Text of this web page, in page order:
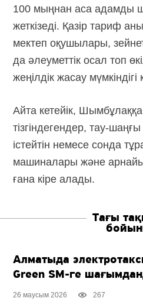
100 мыңнан аса адамды
жеткізеді. Қазір тариф
мектеп оқушылары,
да әлеуметтік осал топ
жеңілдік жасау
Айта кетейік,
тізгіндегендер, тау-
істейтін немесе сонда
машиналары және арнайы
ғана кіре алады.
Тағы
Алматыда
Green SM-ге
26 маусым 2026 267